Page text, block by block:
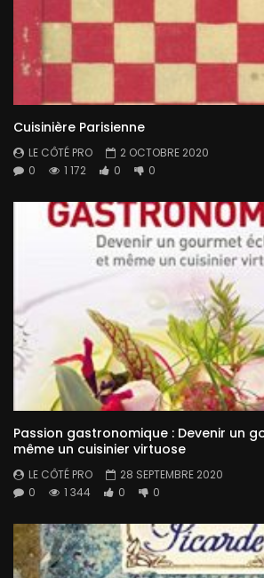
Cuisinière Parisienne
LE CÔTÉ PRO
2 OCTOBRE 2020
0
1 172 0 0
Passion gastronomique : Devenir un
même un cuisinier virtuose
LE CÔTÉ PRO
28 SEPTEMBRE 2020
0
1 344 0 0